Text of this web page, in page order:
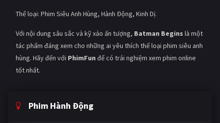
Thể loại: Phim Siêu Anh Hùng, Hành Động, Kinh Dị.
Với nội dung sâu sắc và kỹ xảo ấn tượng, Batman Begins là một
tác phẩm đáng xem cho những ai yêu thích thể loại phim siêu anh
hùng. Hãy đến với PhimFun để có trải nghiệm xem phim online
tốt nhất.
Phim Hành Động